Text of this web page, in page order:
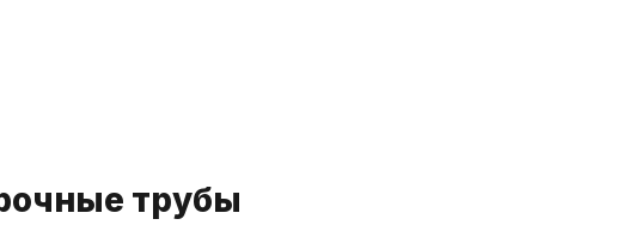
трубы